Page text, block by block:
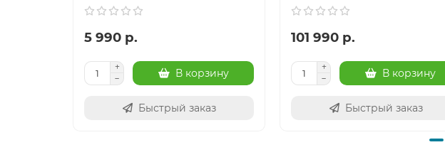
5 990 р.
В корзину
Быстрый заказ
101 990 р.
В корзину
Быстрый заказ